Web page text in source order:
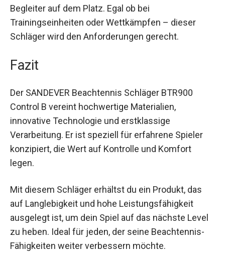
Verarbeitung machen den SANDEVER BTR900
Control B zu einem langlebigen und
zuverlässigen Begleiter auf dem Platz. Egal ob
dieser Schläger wird den Anforderungen gerecht.
Fazit
Der SANDEVER Beachtennis Schläger BTR900
Control B vereint hochwertige Materialien,
innovative Technologie und erstklassige
Verarbeitung. Er ist speziell für erfahrene Spieler
konzipiert, die Wert auf Kontrolle und Komfort
legen.
Mit diesem Schläger erhältst du ein Produkt, das
auf Langlebigkeit und hohe Leistungsfähigkeit
ausgelegt ist, um dein Spiel auf das nächste